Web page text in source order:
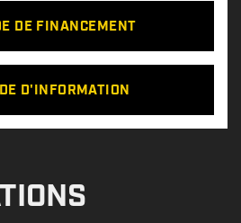
DE FINANCEMENT
D'INFORMATION